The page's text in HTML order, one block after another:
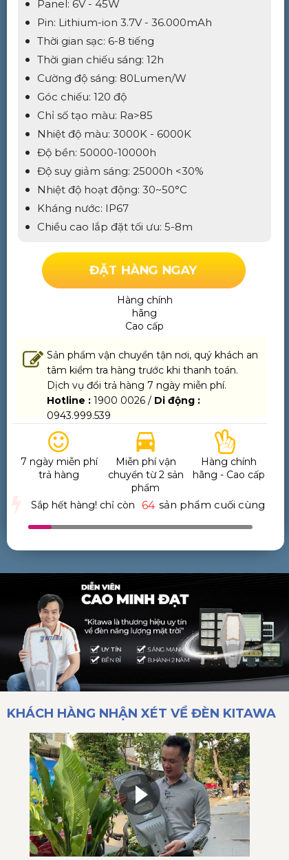
Sản phẩm vận chuyển tận nơi, quý khách an
tâm kiểm tra hàng trước khi thanh toán.
Dịch vụ đổi trả hàng 7 ngày miễn phí.
Hotline : 1900 0026 / Di động :
0943.999.539
7 ngày miễn phí
trả hàng
Miễn phí vận
chuyển từ 2 sản
phẩm
Sắp hết hàng! chỉ còn
sản phẩm cuối cùng
64
ĐẶT HÀNG NGAY
Hàng chính
hãng
Cao cấp
Panel: 6V - 45W
Pin: Lithium-ion 3.7V - 36.000mAh
Thời gian sạc: 6-8 tiếng
Thời gian chiếu sáng: 12h
Cường độ sáng: 80Lumen/W
Góc chiếu: 120 độ
Chỉ số tạo màu: Ra>85
Nhiệt độ màu: 3000K - 6000K
Độ bền: 50000-10000h
Độ suy giảm sáng: 25000h <30%
Nhiệt độ hoạt động: 30~50°C
Kháng nước: IP67
Chiều cao lắp đặt tối ưu: 5-8m
Hàng chính
hãng - Cao cấp
KHÁCH HÀNG NHẬN XÉT VỀ ĐÈN KITAWA